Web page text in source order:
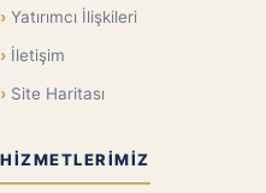
Yatırımcı İlişkileri
İletişim
Site Haritası
HIZMETLERIMIZ